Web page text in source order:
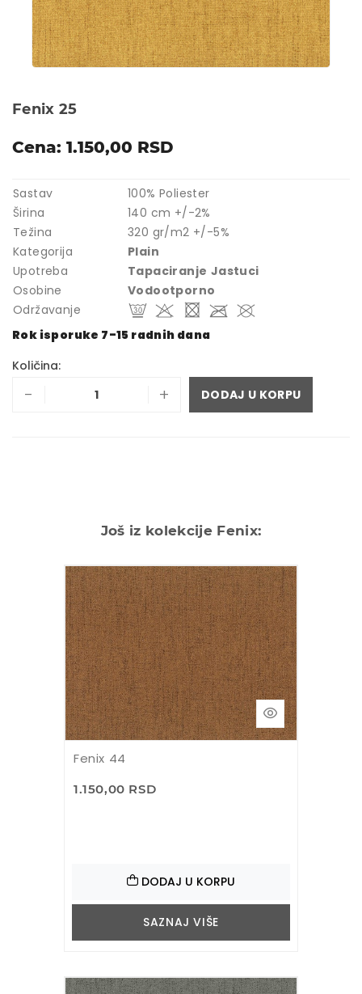
Fenix 25
Cena: 1.150,00 RSD
Sastav
100% Poliester
Širina
140 cm +/-2%
Težina
320 gr/m2 +/-5%
Kategorija
Plain
Upotreba
Tapaciranje Jastuci
Osobine
Vodootporno
Održavanje
Rok isporuke 7-15 radnih dana
Količina:
- + DODAJ U KORPU
Još iz kolekcije Fenix:
Fenix 44
1.150,00 RSD
DODAJ U KORPU
SAZNAJ VIŠE